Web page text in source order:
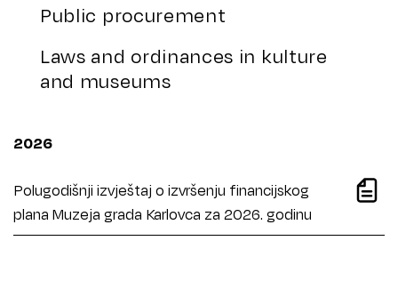
Public procurement
Laws and ordinances in kulture
and museums
2026
Polugodišnji izvještaj o izvršenju financijskog
plana Muzeja grada Karlovca za 2026. godinu